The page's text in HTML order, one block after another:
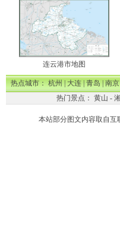
连云港市地图
热点城市：杭州|大连|青岛|南京
热门景点： 黄山 -
本站部分图文内容取自互